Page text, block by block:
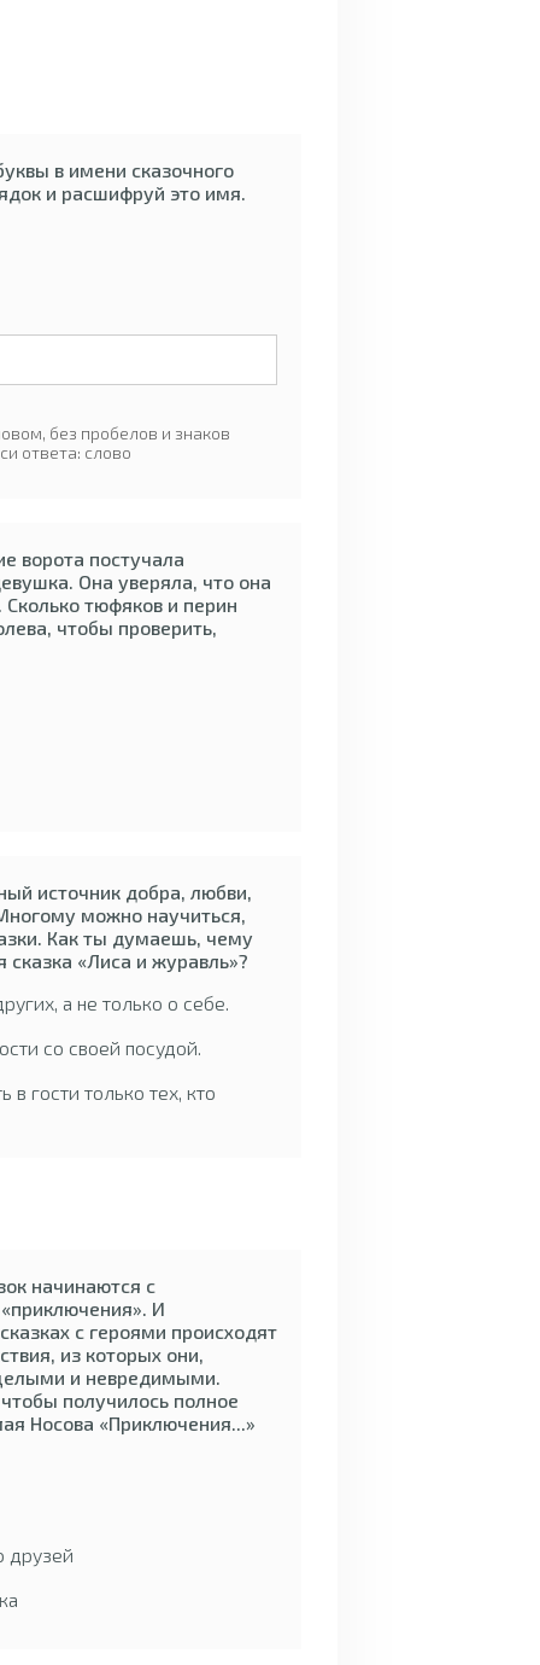
в имени сказочного
и расшифруй это имя.
без пробелов и знаков
ответа: слово
ворота постучала
Она уверяла, что она
тюфяков и перин
чтобы проверить,
источник добра, любви,
можно научиться,
Как ты думаешь, чему
сказка «Лиса и журавль»?
а не только о себе.
со своей посудой.
в гости только тех, кто
начинаются с
И
с героями происходят
из которых они,
и невредимыми.
получилось полное
Носова «Приключения...»
друзей